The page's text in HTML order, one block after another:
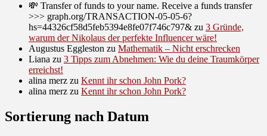
💸 Transfer of funds to your name. Receive a funds transfer
>>> graph.org/TRANSACTION-05-05-6?
hs=44326cf58d5feb5394e8fe07f746c797& zu 3 Gründe,
warum der Nikolaus der perfekte Influencer wäre!
Augustus Eggleston zu Mathematik – Nicht erschrecken
Liana zu 3 Tipps zum Abnehmen: Wie du deine Traumkörper
erreichst!
alina merz zu Kennt ihr schon John Pork?
alina merz zu Kennt ihr schon John Pork?
Sortierung nach Datum